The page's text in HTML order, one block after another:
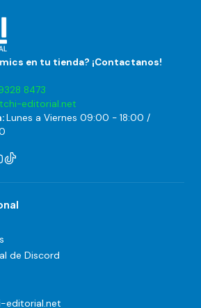
en tu tienda? ¡Contactanos!
8473
editorial.net
Lunes a Viernes 09:00 - 18:00 /
de Discord
editorial.net